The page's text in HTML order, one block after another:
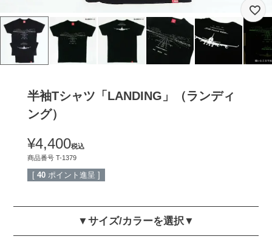
半袖Tシャツ「LANDING」（ランディ
ング）
¥4,400税込
商品番号 T-1379
[ 40 ポイント進呈 ]
▼サイズ/カラーを選択▼